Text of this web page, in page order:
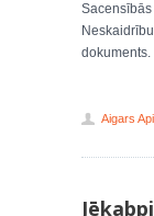
dokuments.
Aigars